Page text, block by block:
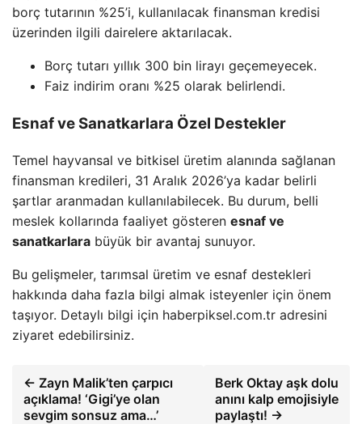
borç tutarının %25’i, kullanılacak finansman kredisi
üzerinden ilgili dairelere aktarılacak.
Borç tutarı yıllık 300 bin lirayı geçemeyecek.
Faiz indirim oranı %25 olarak belirlendi.
Esnaf ve Sanatkarlara Özel Destekler
Temel hayvansal ve bitkisel üretim alanında sağlanan
finansman kredileri, 31 Aralık 2026’ya kadar belirli
şartlar aranmadan kullanılabilecek. Bu durum, belli
meslek kollarında faaliyet gösteren esnaf ve
sanatkarlara büyük bir avantaj sunuyor.
Bu gelişmeler, tarımsal üretim ve esnaf destekleri
hakkında daha fazla bilgi almak isteyenler için önem
taşıyor. Detaylı bilgi için haberpiksel.com.tr adresini
ziyaret edebilirsiniz.
← Zayn Malik’ten çarpıcı
açıklama! ‘Gigi’ye olan
sevgim sonsuz ama…’
Berk Oktay aşk dolu
anını kalp emojisiyle
paylaştı! →